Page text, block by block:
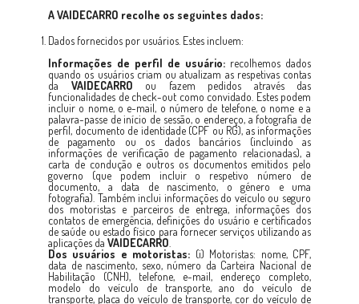
AVAIDECARRO recolhe os seguintes dados:
Dados fornecidos por usuários. Estes incluem:
Informações de perfil de usuário: recolhemos dados
quando os usuários criam ou atualizam as respetivas contas
da VAIDECARRO ou fazem pedidos através das
funcionalidades de check-out como convidado. Estes podem
incluir o nome, o e-mail, o número de telefone, o nome e a
palavra-passe de início de sessão, o endereço, a fotografia de
perfil, documento de identidade (CPF ou RG), as informações
de pagamento ou os dados bancários (incluindo as
informações de verificação de pagamento relacionadas), a
carta de condução e outros os documentos emitidos pelo
governo (que podem incluir o respetivo número de
documento, a data de nascimento, o género e uma
fotografia). Também inclui informações do veículo ou seguro
dos motoristas e parceiros de entrega, informações dos
contatos de emergência, definições do usuário e certificados
de saúde ou estado físico para fornecer serviços utilizando as
aplicações da VAIDECARRO
Dos usuários e motoristas: (i) Motoristas: nome, CPF,
data de nascimento, sexo, número da Carteira Nacional de
Habilitação (CNH), telefone, e-mail, endereço completo,
modelo do veículo de transporte, ano do veículo de
transporte, placa do veículo de transporte, cor do veículo de